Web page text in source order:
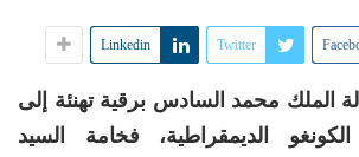
Twitter
Linkedin
الملك محمد السادس برقية تهنئة إلى
الديمقراطية، فخامة السيد